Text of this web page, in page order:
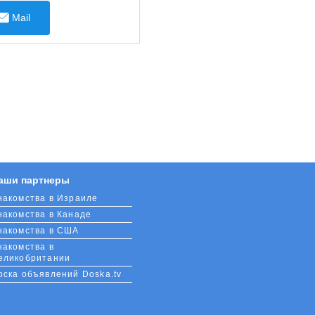
Mail
партнеры
в Израиле
в Канаде
в США
в
объявлений Doska.tv